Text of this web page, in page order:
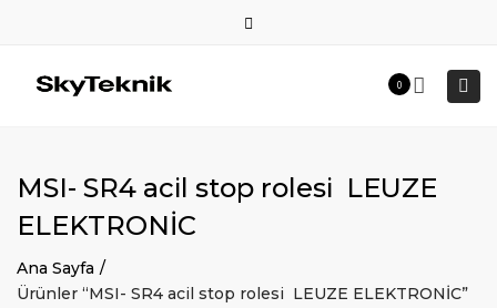
web@skyteknikmakine.com
0
MSI- SR4 acil stop rolesi LEUZE
ELEKTRONİC
Ana Sayfa
Ürünler “MSI- SR4 acil stop rolesi LEUZE ELEKTRONİC”